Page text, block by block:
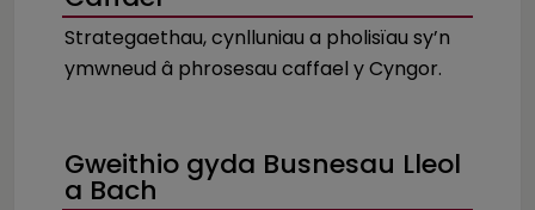
Strategaethau, cynlluniau a pholisïau sy’n
ymwneud â phrosesau caffael y Cyngor.
Gweithio gyda Busnesau Lleol
a Bach